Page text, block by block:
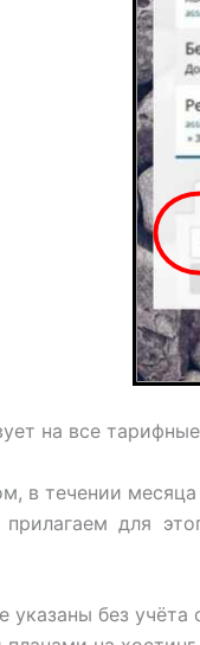
на все
в течении
для
указаны без учёта